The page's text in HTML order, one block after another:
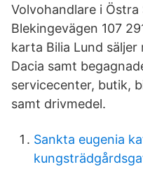
Volvohandlare i Östra
Blekingevägen 107
karta Bilia Lund säljer
Dacia samt
servicecenter, butik,
samt drivmedel.
Sankta eugenia